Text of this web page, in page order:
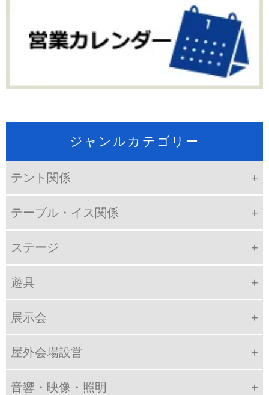
ジャンルカテゴリー
テント関係
テーブル・イス関係
ステージ
遊具
展示会
屋外会場設営
音響・映像・照明